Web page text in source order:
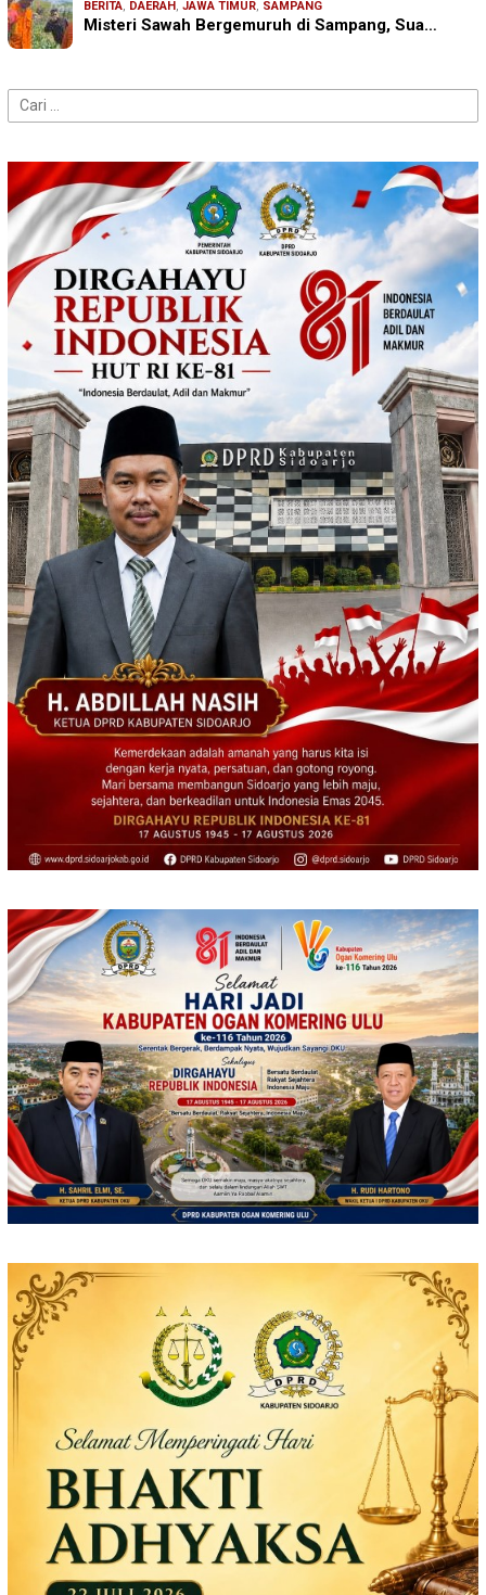
BERITA, DAERAH, JAWA TIMUR, SAMPANG
Misteri Sawah Bergemuruh di Sampang, Sua…
Cari
untuk: